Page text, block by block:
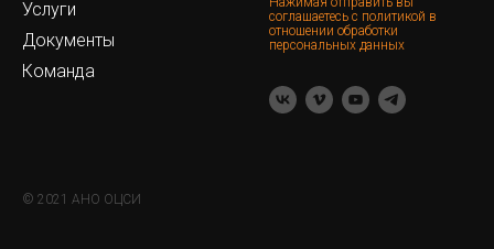
Услуги
Документы
Команда
соглашаетесь с политикой в
отношении обработки
персональных данных
© 2021 АНО ОЦСИ